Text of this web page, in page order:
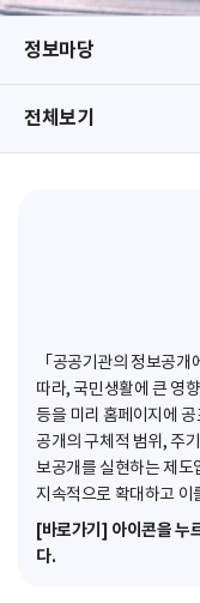
정보마당
전체보기
「공공기관의 정보공
따라, 국민생활에 큰 영
등을 미리 홈페이지에
공개의 구체적 범위, 주
보공개를 실현하는 제도
지속적으로 확대하고 이
[바로가기] 아이콘을 누
다.